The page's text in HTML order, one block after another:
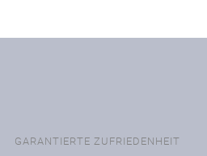
GARANTIERTE ZUFRIEDENHEIT